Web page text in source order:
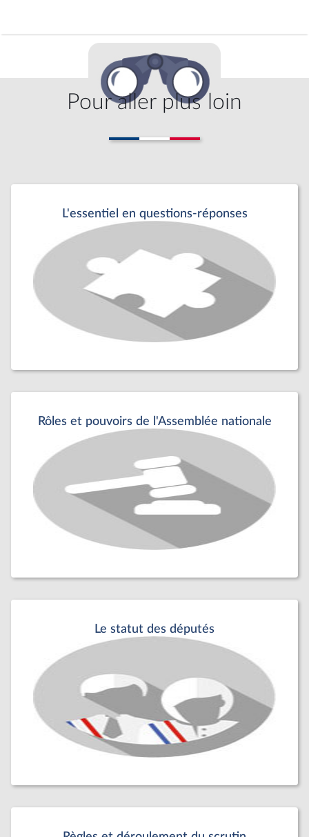
Pour aller plus loin
L'essentiel en questions-réponses
Rôles et pouvoirs de l'Assemblée nationale
Le statut des députés